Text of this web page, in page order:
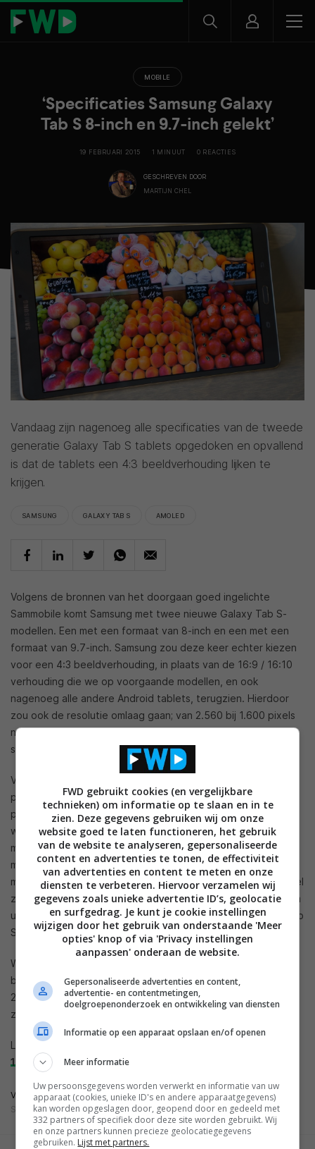
MOBILE
‘Specificaties Samsung Galaxy
Tab S 8-inch en 9.7-inch gelekt’
19 FEBRUARI 2015 1 MINUUT 0 REACTIES
GESCHREVEN DOOR
MARTIJN CHEL
Vandaag zijn nagenoeg alle specificaties van de tweede
generatie Galaxy Tab S tablets opgedoken en opvallend
is dat de tablets een 4:3 beeldverhouding lijken te
krijgen.
SAMSUNG GALAXY TAB S AMOLED
Volgens de bronnen van het doorgaan goed ingelichte
Sammobile komt Samsung met twee nieuwe Galaxy Tab S-
modellen. Een met een formaat van 8-inch en een met een
formaat van 9.7-inch. Samsung zou deze keer echter kiezen
voor een 4:3 beeldverhouding, in plaats van de 16:9 / 16:10
verhouding die we op voorgaande modellen, en ook
nagenoeg alle andere Android tablets, terugzien. Hierdoor
zou ook de resolutie omlaag gaan; van 2.560 bij 1.600 pixels
naar 2.048 bij 1.536 pixels. Wel zouden beide modellen nog
steeds uitgerust zijn met eenamoled-display
Verder zouden de tablets beschikken over een nieuwe
processor; een Samsung Exynos 5433 of een Exynos 7420-
processor. Daarnaast zien we onder meer 3GB aan
werkgeheugen, 32GB aan opslaggeheugen dat met een
microSD-kaart uitgebreid kan worden, WiFi, Bluetooth, een
microUSB-poort, een 2.1 megapixel webcam en een 8
megapixel camera aan de achterzijde terug. Het 8-inch model
zou 260 gram wegen en het 9.7-inch model zou op 407 gram
uitkomen. Eerder doken er alberichtenop dat de Galaxy Tab
S2-tablets dunner zouden worden dan de iPad Air 2.
Wanneer Samsung de nieuwe tablets aankondigt is nog niet
bekend maar begin volgende maand staat in Barcelona MWC
2015 gepland en krijgen we mogelijk meer te horen en te
zien.
Lees ook onze
10.5 review.
VIA
SAMMOBILE
FWD gebruikt cookies (en vergelijkbare
technieken) om informatie op te slaan en in te
zien. Deze gegevens gebruiken wij om onze
website goed te laten functioneren, het gebruik
van de website te analyseren, gepersonaliseerde
content en advertenties te tonen, de effectiviteit
van advertenties en content te meten en onze
diensten te verbeteren. Hiervoor verzamelen wij
gegevens zoals unieke advertentie ID’s, geolocatie
en surfgedrag. Je kunt je cookie instellingen
wijzigen door het gebruik van onderstaande 'Meer
opties' knop of via 'Privacy instellingen
aanpassen' onderaan de website.
Gepersonaliseerde advertenties en content,
advertentie- en contentmetingen,
doelgroepenonderzoek en ontwikkeling van diensten
Informatie op een apparaat opslaan en/of openen
Meer informatie
Uw persoonsgegevens worden verwerkt en informatie van uw
apparaat (cookies, unieke ID's en andere apparaatgegevens)
kan worden opgeslagen door, geopend door en gedeeld met
332 partners of specifiek door deze site worden gebruikt. Wij
en onze partners kunnen precieze geolocatiegegevens
gebruiken. Lijst met partners.